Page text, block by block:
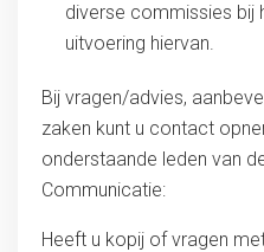
diverse commissies bij
uitvoering hiervan.
Bij vragen/advies,
zaken kunt u contact
onderstaande leden van
Communicatie:
Heeft u kopij of vragen